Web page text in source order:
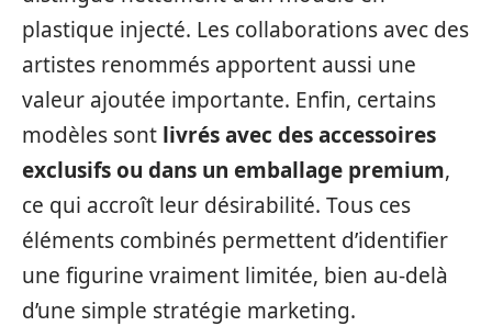
plastique injecté. Les collaborations avec des
artistes renommés apportent aussi une
valeur ajoutée importante. Enfin, certains
modèles sont livrés avec des accessoires
exclusifs ou dans un emballage premium,
ce qui accroît leur désirabilité. Tous ces
éléments combinés permettent d’identifier
une figurine vraiment limitée, bien au-delà
d’une simple stratégie marketing.